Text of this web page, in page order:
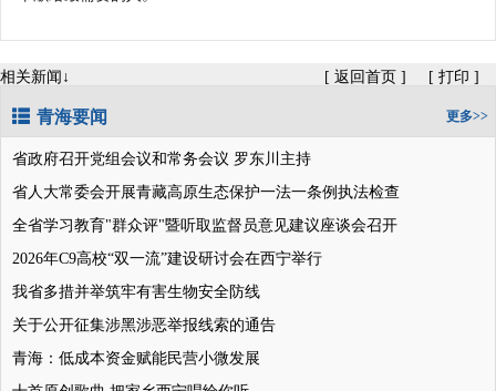
相关新闻↓ [ 返回首页 ] [ 打印 ]
青海要闻 更多>>
省政府召开党组会议和常务会议 罗东川主持
省人大常委会开展青藏高原生态保护一法一条例执法检查
全省学习教育"群众评"暨听取监督员意见建议座谈会召开
2026年C9高校“双一流”建设研讨会在西宁举行
我省多措并举筑牢有害生物安全防线
关于公开征集涉黑涉恶举报线索的通告
青海：低成本资金赋能民营小微发展